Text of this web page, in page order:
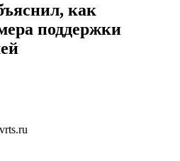
как
поддержки